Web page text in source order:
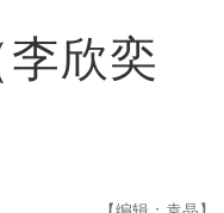
欣奕